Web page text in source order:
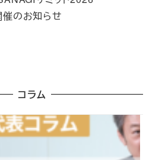
のお知らせ
コラム